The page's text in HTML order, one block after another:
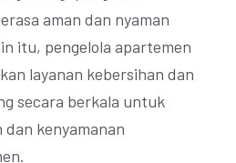
aman dan nyaman
itu, pengelola apartemen
layanan kebersihan dan
secara berkala untuk
dan kenyamanan